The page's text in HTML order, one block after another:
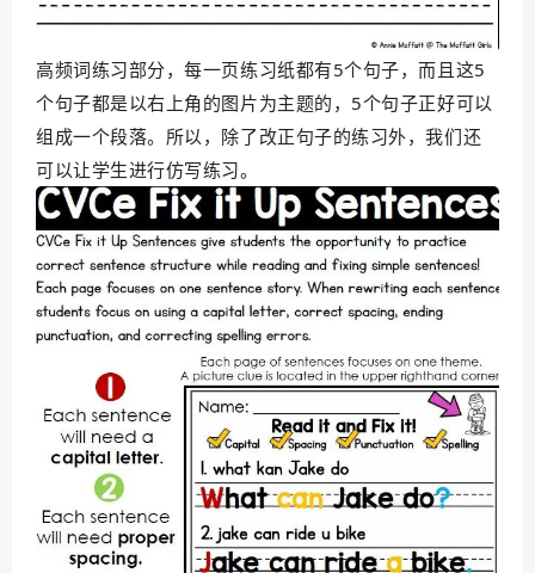
高频词练习部分，每一页练习纸都有5个句子，而且这5
个句子都是以右上角的图片为主题的，5个句子正好可以
组成一个段落。 所以，除了改正句子的练习外，我们还
可以让学生进行仿写练习。